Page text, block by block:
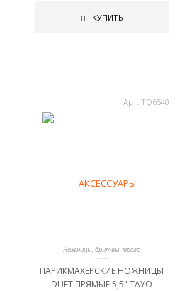
КУПИТЬ
Арт. TQ6540
Ножницы, бритвы, масло
ПАРИКМАХЕРСКИЕ НОЖНИЦЫ
DUET ПРЯМЫЕ 5,5" TAYO